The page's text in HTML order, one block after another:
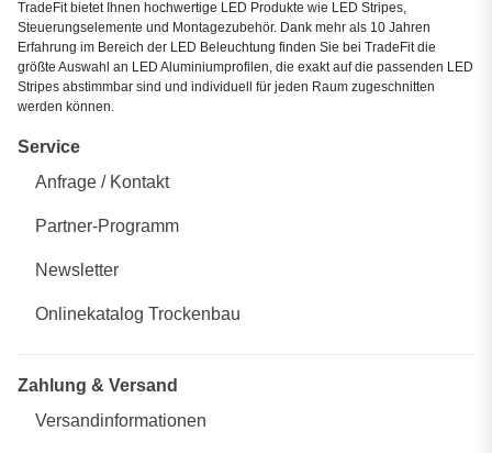
TradeFit bietet Ihnen hochwertige LED Produkte wie LED Stripes,
Steuerungselemente und Montagezubehör. Dank mehr als 10 Jahren
Erfahrung im Bereich der LED Beleuchtung finden Sie bei TradeFit die
größte Auswahl an LED Aluminiumprofilen, die exakt auf die passenden LED
Stripes abstimmbar sind und individuell für jeden Raum zugeschnitten
werden können.
Service
Anfrage / Kontakt
Partner-Programm
Newsletter
Onlinekatalog Trockenbau
Zahlung & Versand
Versandinformationen